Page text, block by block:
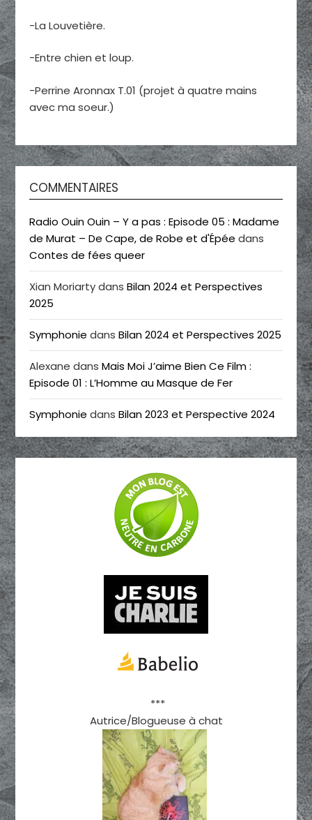
-La Louvetière.
-Entre chien et loup.
-Perrine Aronnax T.01 (projet à quatre mains
avec ma soeur.)
COMMENTAIRES
Radio Ouin Ouin – Y a pas : Episode 05 : Madame
de Murat – De Cape, de Robe et d'Épée dans
Contes de fées queer
Xian MoriartydansBilan 2024 et Perspectives
2025
Symphonie dansBilan 2024 et Perspectives 2025
Alexane dansMais Moi J’aime Bien Ce Film :
Episode 01 : L’Homme au Masque de Fer
Symphonie dansBilan 2023 et Perspective 2024
***
Autrice/Blogueuse à chat